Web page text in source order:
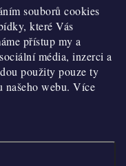
souborů cookies
které Vás
přístup my a
média, inzerci a
použity pouze ty
našeho webu. Více